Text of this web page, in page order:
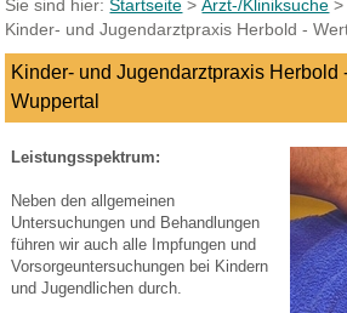
Sie sind hier:Startseite >Arzt-/Kliniksuche >
Kinder- und Jugendarztpraxis Herbold -
Kinder- und Jugendarztpraxis Herbold
Wuppertal
Leistungsspektrum:
Neben den allgemeinen
Untersuchungen und Behandlungen
führen wir auch alle Impfungen und
Vorsorgeuntersuchungen bei Kindern
und Jugendlichen durch.